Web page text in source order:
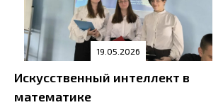
19.05.2026
Искусственный интеллект в
математике